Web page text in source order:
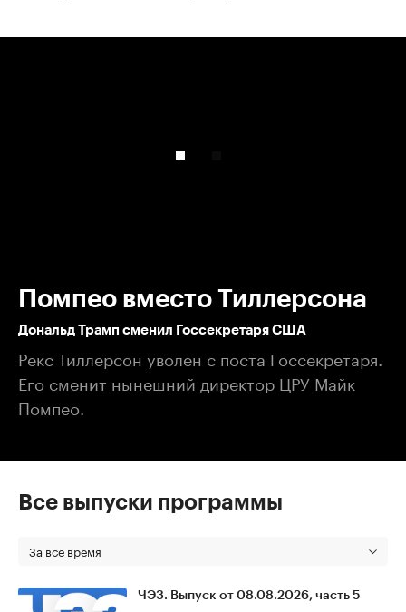
Помпео вместо Тиллерсона
Дональд Трамп сменил Госсекретаря США
Рекс Тиллерсон уволен с поста Госсекретаря.
Его сменит нынешний директор ЦРУ Майк
Помпео.
Все выпуски программы
За все время
ЧЭЗ. Выпуск от 08.08.2026, часть 5